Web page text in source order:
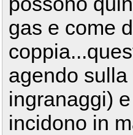
gas e come
agendo
ingranaggi)
incidono in